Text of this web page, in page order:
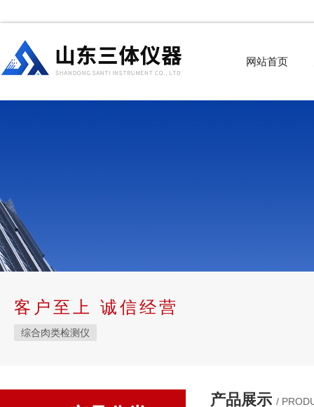
网站首页
客户至上 诚信经营
综合肉类检测仪
产品展示 /